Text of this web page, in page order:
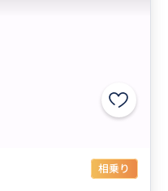
相乗り